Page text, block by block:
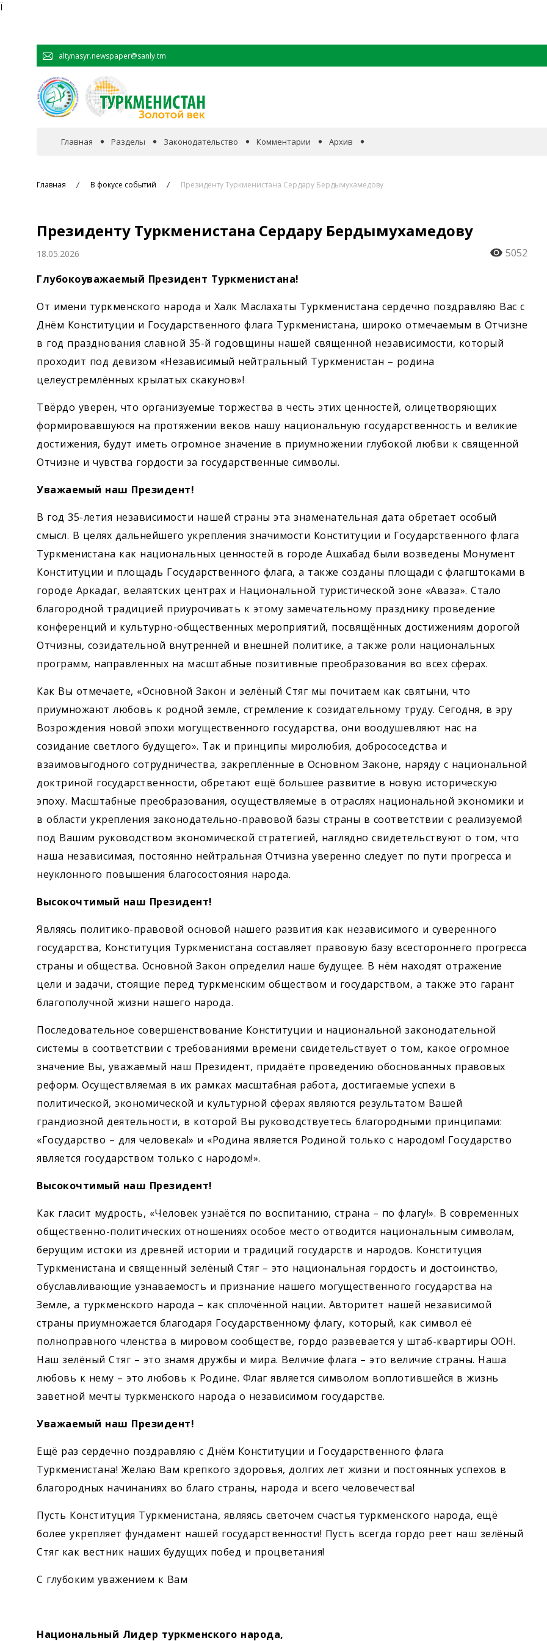
Ï
altynasyr.newspaper@sanly.tm
Главная Разделы
Сотрудничество
Экономика
Общество
Культура
Наука
Спорт
Законодательство Комментарии Архив
Главная В фокусе событий Президенту Туркменистана Сердару Бердымухамедову
Президенту Туркменистана Сердару Бердымухамедову
18.05.2026
5052
Глубокоуважаемый Президент Туркменистана!
От имени туркменского народа и Халк Маслахаты Туркменистана сердечно поздравляю Вас с
Днём Конституции и Государственного флага Туркменистана, широко отмечаемым в Отчизне
в год празднования славной 35-й годовщины нашей священной независимости, который
проходит под девизом «Независимый нейтральный Туркменистан – родина
целеустремлённых крылатых скакунов»!
Твёрдо уверен, что организуемые торжества в честь этих ценностей, олицетворяющих
формировавшуюся на протяжении веков нашу национальную государственность и великие
достижения, будут иметь огромное значение в приумножении глубокой любви к священной
Отчизне и чувства гордости за государственные символы.
Уважаемый наш Президент!
В год 35-летия независимости нашей страны эта знаменательная дата обретает особый
смысл. В целях дальнейшего укрепления значимости Конституции и Государственного флага
Туркменистана как национальных ценностей в городе Ашхабад были возведены Монумент
Конституции и площадь Государственного флага, а также созданы площади с флагштоками в
городе Аркадаг, велаятских центрах и Национальной туристической зоне «Аваза». Стало
благородной традицией приурочивать к этому замечательному празднику проведение
конференций и культурно-общественных мероприятий, посвящённых достижениям дорогой
Отчизны, созидательной внутренней и внешней политике, а также роли нацио­нальных
программ, направленных на масштабные позитивные преобразования во всех сферах.
Как Вы отмечаете, «Основной Закон и зелёный Стяг мы почитаем как святыни, что
приумножают любовь к родной земле, стремление к созидательному труду. Сегодня, в эру
Возрождения новой эпохи могущественного государства, они воодушевляют нас на
созидание светлого будущего». Так и принципы миролюбия, добрососедства и
взаимовыгодного сотрудничества, закреплённые в Основном Законе, наряду с национальной
доктриной государственности, обретают ещё большее развитие в новую историческую
эпоху. Масштабные преобразования, осуществляемые в отраслях национальной экономики и
в области укрепления законодательно-правовой базы страны в соответствии с реализуемой
под Вашим руководством экономической стратегией, наглядно свидетельствуют о том, что
наша независимая, постоянно нейтральная Отчизна уверенно следует по пути прогресса и
неуклонного повышения благосостояния народа.
Высокочтимый наш Президент!
Являясь политико-правовой основой нашего развития как независимого и суверенного
государства, Конституция Туркменистана составляет правовую базу всестороннего прогресса
страны и общества. Основной Закон определил наше будущее. В нём находят отражение
цели и задачи, стоящие перед туркменским обществом и государством, а также это гарант
благополучной жизни нашего народа.
Последовательное совершенствование Конституции и национальной законодательной
системы в соответствии с требованиями времени свидетельствует о том, какое огромное
значение Вы, уважаемый наш Президент, придаёте проведению обоснованных правовых
реформ. Осуществляемая в их рамках масштабная работа, достигаемые успехи в
политической, экономической и культурной сферах являются результатом Вашей
грандиозной деятельности, в которой Вы руководствуетесь благородными принципами:
«Государство – для человека!» и «Родина является Родиной только с народом! Государство
является государством только с народом!».
Высокочтимый наш Президент!
Как гласит мудрость, «Человек узнаётся по воспитанию, страна – по флагу!». В современных
общественно-политических отношениях особое место отводится нацио­нальным символам,
берущим истоки из древней истории и традиций государств и народов. Конституция
Туркменистана и священный зелёный Стяг – это национальная гордость и достоинство,
обуславливающие узнаваемость и признание нашего могущественного государства на
Земле, а туркменского народа – как сплочённой нации. Авторитет нашей независимой
страны приумножается благодаря Государственному флагу, который, как символ её
полноправного членства в мировом сообществе, гордо развевается у штаб-квартиры ООН.
Наш зелёный Стяг – это знамя дружбы и мира. Величие флага – это величие страны. Наша
любовь к нему – это любовь к Родине. Флаг является символом воплотившейся в жизнь
заветной мечты туркменского народа о независимом государстве.
Уважаемый наш Президент!
Ещё раз сердечно поздравляю с Днём Конституции и Государственного флага
Туркменистана! Желаю Вам крепкого здоровья, долгих лет жизни и постоянных успехов в
благородных начинаниях во благо страны, народа и всего человечества!
Пусть Конституция Туркменистана, являясь светочем счастья туркменского народа, ещё
более укрепляет фундамент нашей государственности! Пусть всегда гордо реет наш зелёный
Стяг как вестник наших будущих побед и процветания!
С глубоким уважением к Вам
Национальный Лидер туркменского народа,